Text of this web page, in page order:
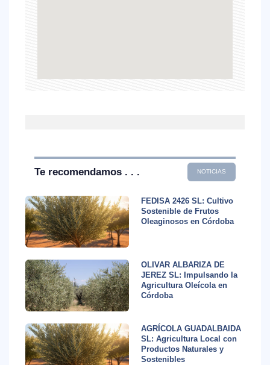
Te recomendamos . . . NOTICIAS
FEDISA 2426 SL: Cultivo
Sostenible de Frutos
Oleaginosos en Córdoba
OLIVAR ALBARIZA DE
JEREZ SL: Impulsando la
Agricultura Oleícola en
Córdoba
AGRÍCOLA GUADALBAIDA
SL: Agricultura Local con
Productos Naturales y
Sostenibles